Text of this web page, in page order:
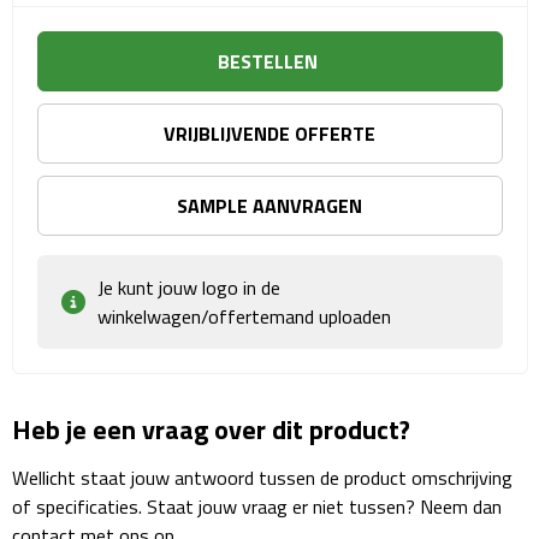
Plastic bekers
Reisbekers
Thermosbekers
Opvouwbare drinkfles
Waterflesjes
BESTELLEN
VRIJBLIJVENDE OFFERTE
SAMPLE AANVRAGEN
Je kunt jouw logo in de
winkelwagen/offertemand uploaden
Heb je een vraag over dit product?
Wellicht staat jouw antwoord tussen de product omschrijving
of specificaties. Staat jouw vraag er niet tussen? Neem dan